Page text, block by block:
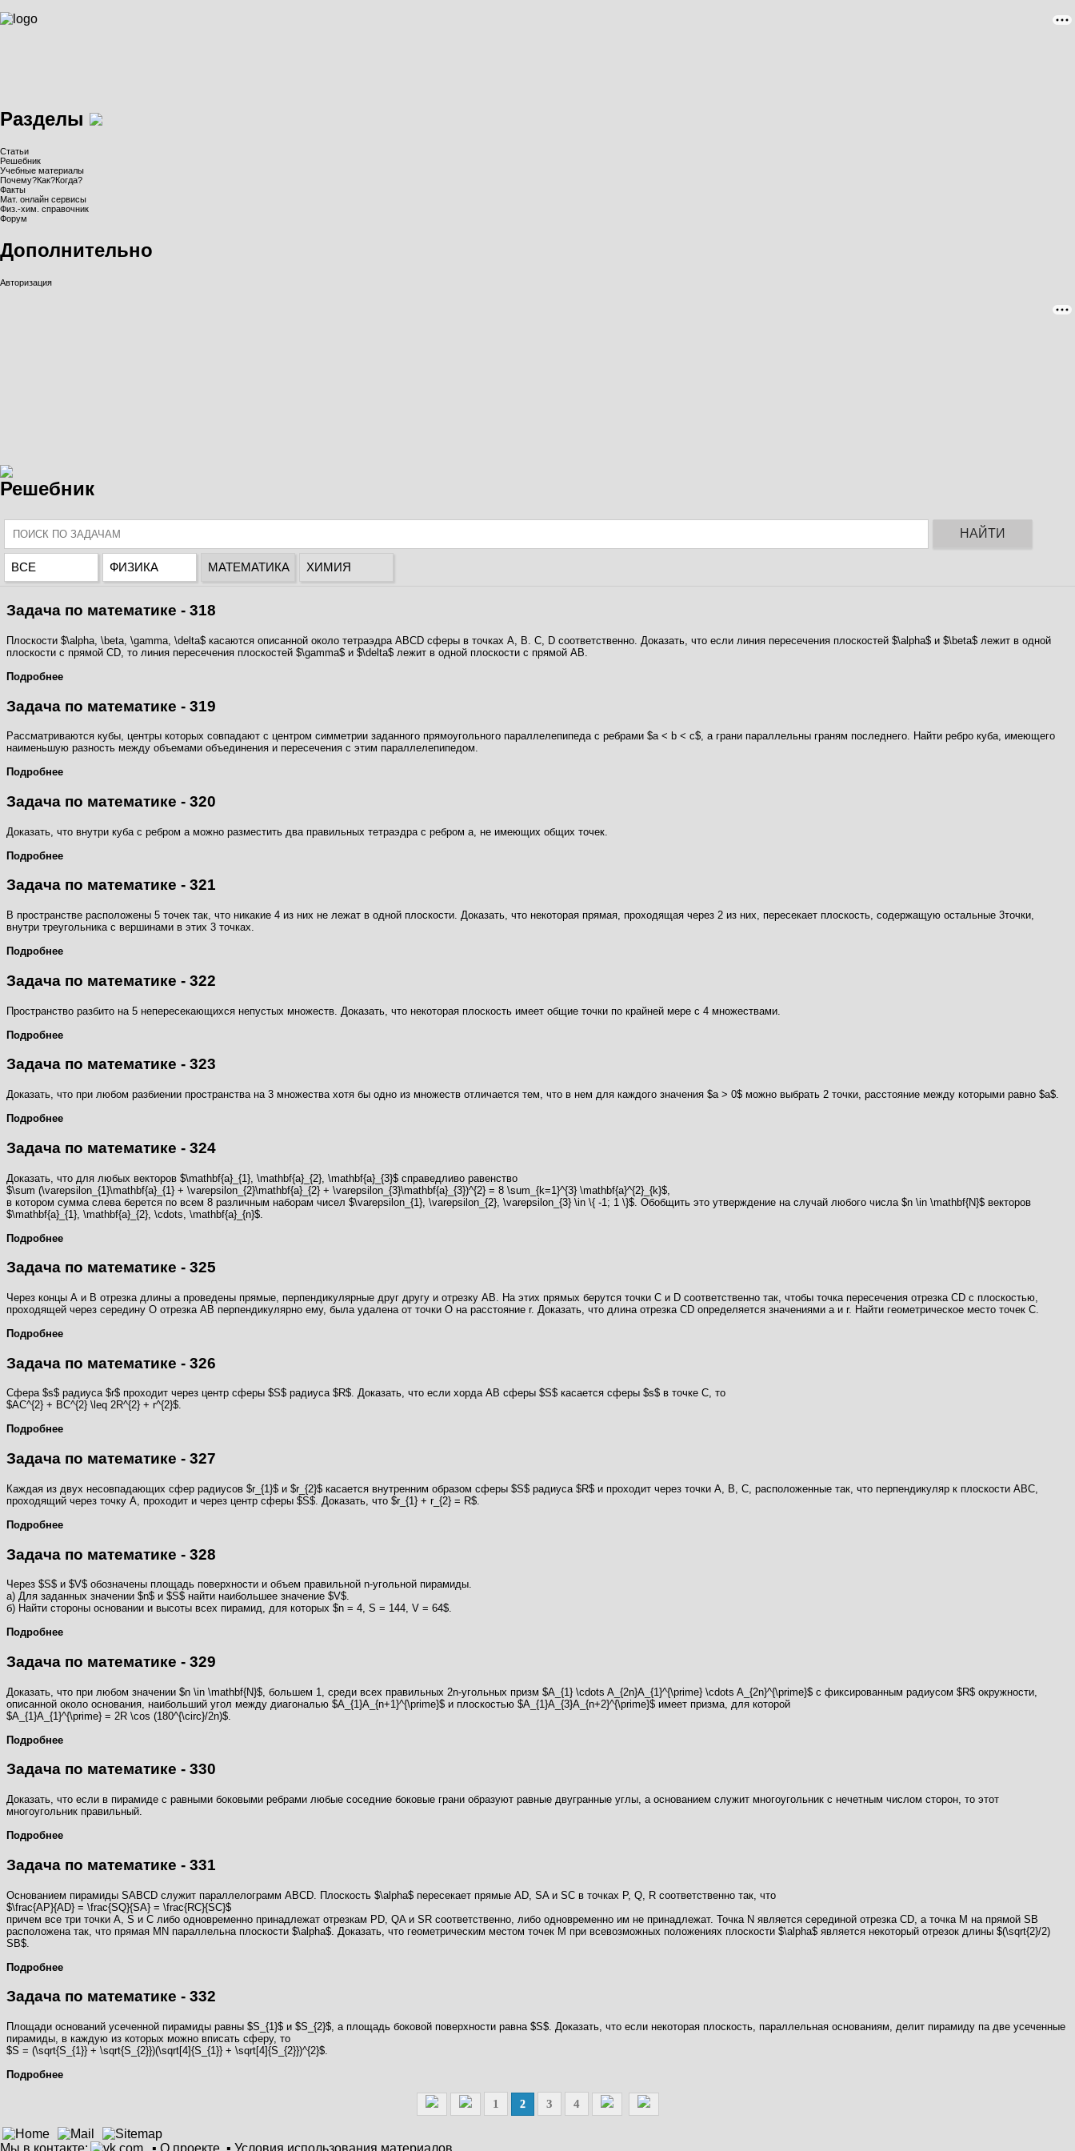
Разделы
Статьи
Решебник
Учебные материалы
Почему?Как?Когда?
Факты
Мат. онлайн сервисы
Физ.-хим. справочник
Форум
Дополнительно
Авторизация
Решебник
НАЙТИ
ВСЕ ФИЗИКА МАТЕМАТИКА ХИМИЯ
Задача по математике - 318
Плоскости $\alpha, \beta, \gamma, \delta$ касаются описанной около тетраэдра ABCD сферы в точках А, В. С, D соответственно. Доказать, что если линия пересечения плоскостей $\alpha$ и $\beta$ лежит в одной
плоскости с прямой CD, то линия пересечения плоскостей $\gamma$ и $\delta$ лежит в одной плоскости с прямой АВ.
Подробнее
Задача по математике - 319
Рассматриваются кубы, центры которых совпадают с центром симметрии заданного прямоугольного параллелепипеда с ребрами $a < b < c$, а грани параллельны граням последнего. Найти ребро куба, имеющего
наименьшую разность между объемами объединения и пересечения с этим параллелепипедом.
Подробнее
Задача по математике - 320
Доказать, что внутри куба с ребром а можно разместить два правильных тетраэдра с ребром а, не имеющих общих точек.
Подробнее
Задача по математике - 321
В пространстве расположены 5 точек так, что никакие 4 из них не лежат в одной плоскости. Доказать, что некоторая прямая, проходящая через 2 из них, пересекает плоскость, содержащую остальные 3точки,
внутри треугольника с вершинами в этих 3 точках.
Подробнее
Задача по математике - 322
Пространство разбито на 5 непересекающихся непустых множеств. Доказать, что некоторая плоскость имеет общие точки по крайней мере с 4 множествами.
Подробнее
Задача по математике - 323
Доказать, что при любом разбиении пространства на 3 множества хотя бы одно из множеств отличается тем, что в нем для каждого значения $a > 0$ можно выбрать 2 точки, расстояние между которыми равно $a$.
Подробнее
Задача по математике - 324
Доказать, что для любых векторов $\mathbf{a}_{1}, \mathbf{a}_{2}, \mathbf{a}_{3}$ справедливо равенство
$\sum (\varepsilon_{1}\mathbf{a}_{1} + \varepsilon_{2}\mathbf{a}_{2} + \varepsilon_{3}\mathbf{a}_{3})^{2} = 8 \sum_{k=1}^{3} \mathbf{a}^{2}_{k}$,
в котором сумма слева берется по всем 8 различным наборам чисел $\varepsilon_{1}, \varepsilon_{2}, \varepsilon_{3} \in \{ -1; 1 \}$. Обобщить это утверждение на случай любого числа $n \in \mathbf{N}$ векторов
$\mathbf{a}_{1}, \mathbf{a}_{2}, \cdots, \mathbf{a}_{n}$.
Подробнее
Задача по математике - 325
Через концы А и В отрезка длины а проведены прямые, перпендикулярные друг другу и отрезку АВ. На этих прямых берутся точки С и D соответственно так, чтобы точка пересечения отрезка CD с плоскостью,
проходящей через середину О отрезка АВ перпендикулярно ему, была удалена от точки О на расстояние r. Доказать, что длина отрезка CD определяется значениями a и r. Найти геометрическое место точек С.
Подробнее
Задача по математике - 326
Сфера $s$ радиуса $r$ проходит через центр сферы $S$ радиуса $R$. Доказать, что если хорда АВ сферы $S$ касается сферы $s$ в точке С, то
$AC^{2} + BC^{2} \leq 2R^{2} + r^{2}$.
Подробнее
Задача по математике - 327
Каждая из двух несовпадающих сфер радиусов $r_{1}$ и $r_{2}$ касается внутренним образом сферы $S$ радиуса $R$ и проходит через точки А, В, С, расположенные так, что перпендикуляр к плоскости AВС,
проходящий через точку А, проходит и через центр сферы $S$. Доказать, что $r_{1} + r_{2} = R$.
Подробнее
Задача по математике - 328
Через $S$ и $V$ обозначены площадь поверхности и объем правильной n-угольной пирамиды.
а) Для заданных значении $n$ и $S$ найти наибольшее значение $V$.
б) Найти стороны основании и высоты всех пирамид, для которых $n = 4, S = 144, V = 64$.
Подробнее
Задача по математике - 329
Доказать, что при любом значении $n \in \mathbf{N}$, большем 1, среди всех правильных 2n-угольных призм $A_{1} \cdots A_{2n}A_{1}^{\prime} \cdots A_{2n}^{\prime}$ с фиксированным радиусом $R$ окружности,
описанной около основания, наибольший угол между диагональю $A_{1}A_{n+1}^{\prime}$ и плоскостью $A_{1}A_{3}A_{n+2}^{\prime}$ имеет призма, для которой
$A_{1}A_{1}^{\prime} = 2R \cos (180^{\circ}/2n)$.
Подробнее
Задача по математике - 330
Доказать, что если в пирамиде с равными боковыми ребрами любые соседние боковые грани образуют равные двугранные углы, а основанием служит многоугольник с нечетным числом сторон, то этот
многоугольник правильный.
Подробнее
Задача по математике - 331
Основанием пирамиды SABCD служит параллелограмм ABCD. Плоскость $\alpha$ пересекает прямые AD, SA и SC в точках Р, Q, R соответственно так, что
$\frac{AP}{AD} = \frac{SQ}{SA} = \frac{RC}{SC}$
причем все три точки A, S и С либо одновременно принадлежат отрезкам PD, QA и SR соответственно, либо одновременно им не принадлежат. Точка N является серединой отрезка CD, а точка М на прямой SB
расположена так, что прямая MN параллельна плоскости $\alpha$. Доказать, что геометрическим местом точек М при всевозможных положениях плоскости $\alpha$ является некоторый отрезок длины $(\sqrt{2}/2)
SB$.
Подробнее
Задача по математике - 332
Площади оснований усеченной пирамиды равны $S_{1}$ и $S_{2}$, а площадь боковой поверхности равна $S$. Доказать, что если некоторая плоскость, параллельная основаниям, делит пирамиду па две усеченные
пирамиды, в каждую из которых можно вписать сферу, то
$S = (\sqrt{S_{1}} + \sqrt{S_{2}})(\sqrt[4]{S_{1}} + \sqrt[4]{S_{2}})^{2}$.
Подробнее
1 2 3 4
Мы в контакте: ▪ О проекте ▪ Условия использования материалов